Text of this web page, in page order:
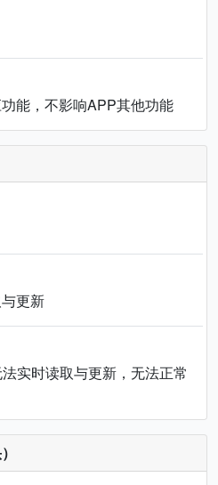
能，不影响APP其他功能
更新
实时读取与更新，无法正常